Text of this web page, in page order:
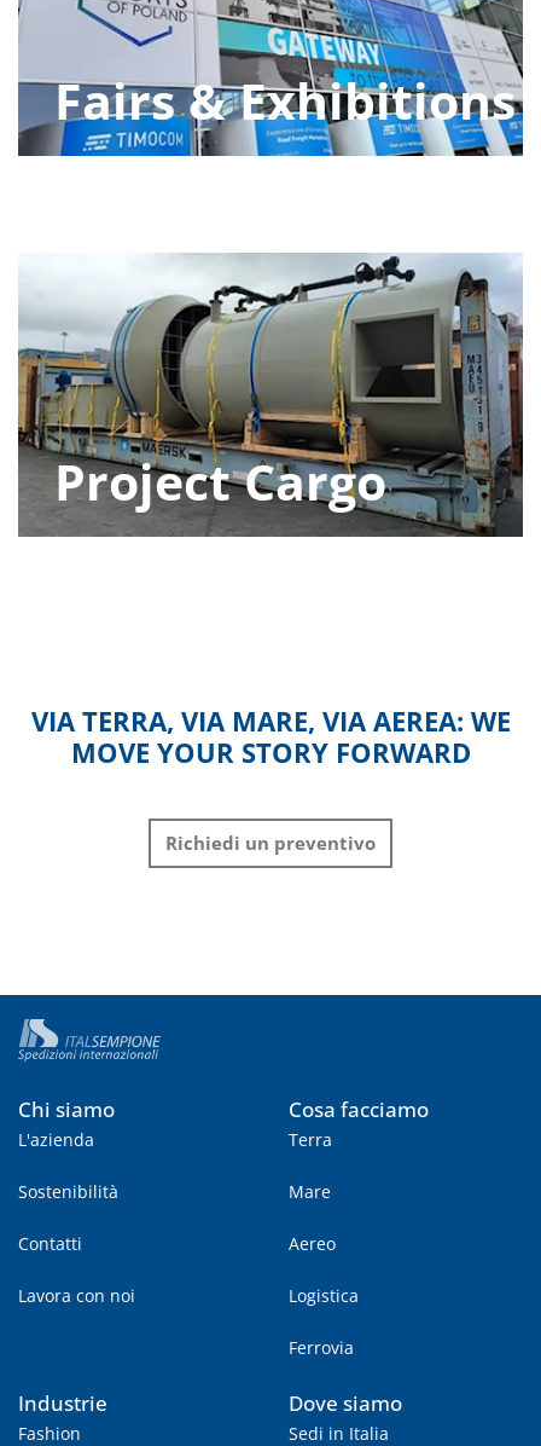
Fairs & Exhibitions
Project Cargo
VIA TERRA, VIA MARE, VIA AEREA: WE
MOVE YOUR STORY FORWARD
Richiedi un preventivo
Chi siamo
L'azienda
Sostenibilità
Contatti
Lavora con noi
Cosa facciamo
Terra
Mare
Aereo
Logistica
Ferrovia
Industrie
Fashion
Dove siamo
Sedi in Italia